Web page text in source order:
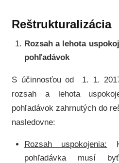
Reštrukturalizácia
Rozsah a lehota
pohľadávok
S účinnosťou od 1. 1.
rozsah a lehota
pohľadávok zahrnutých do
nasledovne:
Rozsah uspokojenia:
pohľadávka musí